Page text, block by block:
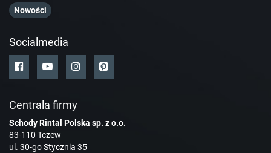
Nowości
Socialmedia
Centrala firmy
Schody Rintal Polska sp. z o.o.
83-110 Tczew
ul. 30-go Stycznia 35